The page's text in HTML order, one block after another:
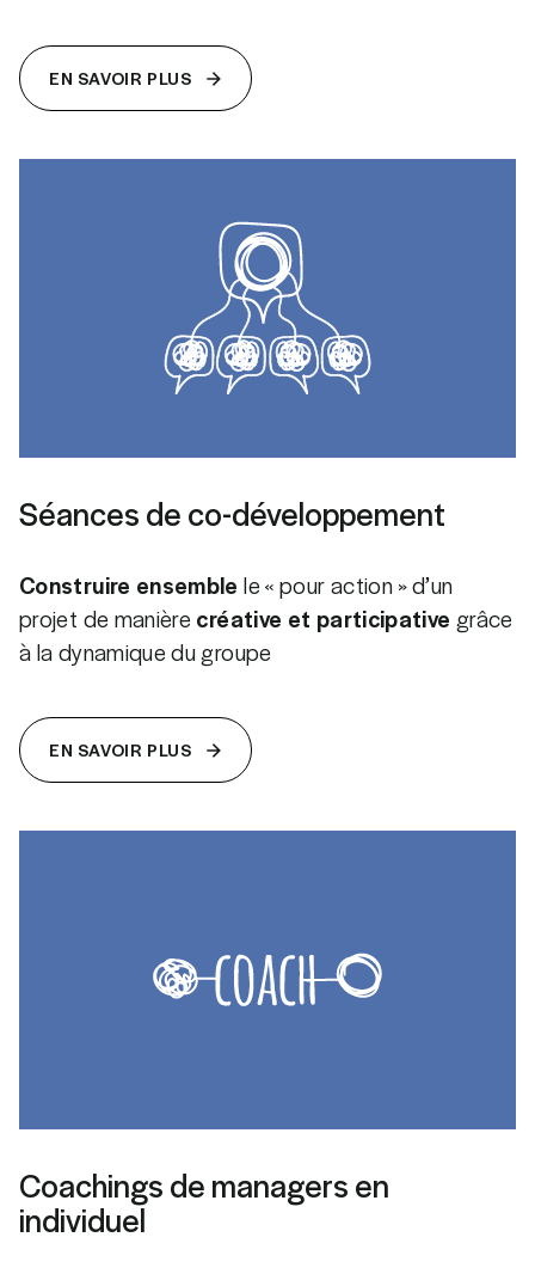
EN SAVOIR PLUS
EN SAVOIR PLUS
Séances de co-développement
Construire ensemble le « pour action » d’un
projet de manière créative et participative grâce
à la dynamique du groupe
EN SAVOIR PLUS
EN SAVOIR PLUS
Coachings de managers en
individuel